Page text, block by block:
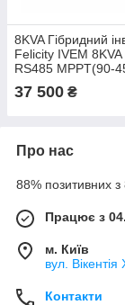
8KVA Гібридний
Felicity IVEM 8KVA
RS485 MPPT(90-
150A(Parallel)
37 500 ₴
Про нас
88% позитивних з
Працює з
м. Київ
вул.
Контакти